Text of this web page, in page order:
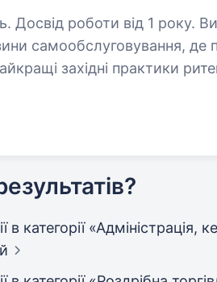
роботи від 1 року. Вища освіта.
самообслуговування, де
західні практики
в категорії «Адмiнiстрацiя,